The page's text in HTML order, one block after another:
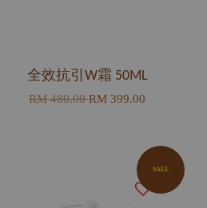
全效抗引W霜 50ML
RM 480.00RM 399.00
SALE